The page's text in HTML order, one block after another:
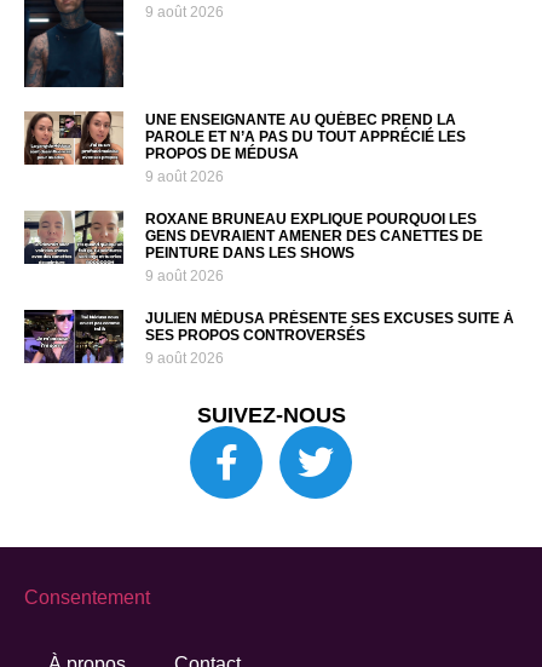
9 août 2026
UNE ENSEIGNANTE AU QUÉBEC PREND LA
PAROLE ET N’A PAS DU TOUT APPRÉCIÉ LES
PROPOS DE MÉDUSA
9 août 2026
ROXANE BRUNEAU EXPLIQUE POURQUOI LES
GENS DEVRAIENT AMENER DES CANETTES DE
PEINTURE DANS LES SHOWS
9 août 2026
JULIEN MÉDUSA PRÉSENTE SES EXCUSES SUITE À
SES PROPOS CONTROVERSÉS
9 août 2026
SUIVEZ-NOUS
Consentement